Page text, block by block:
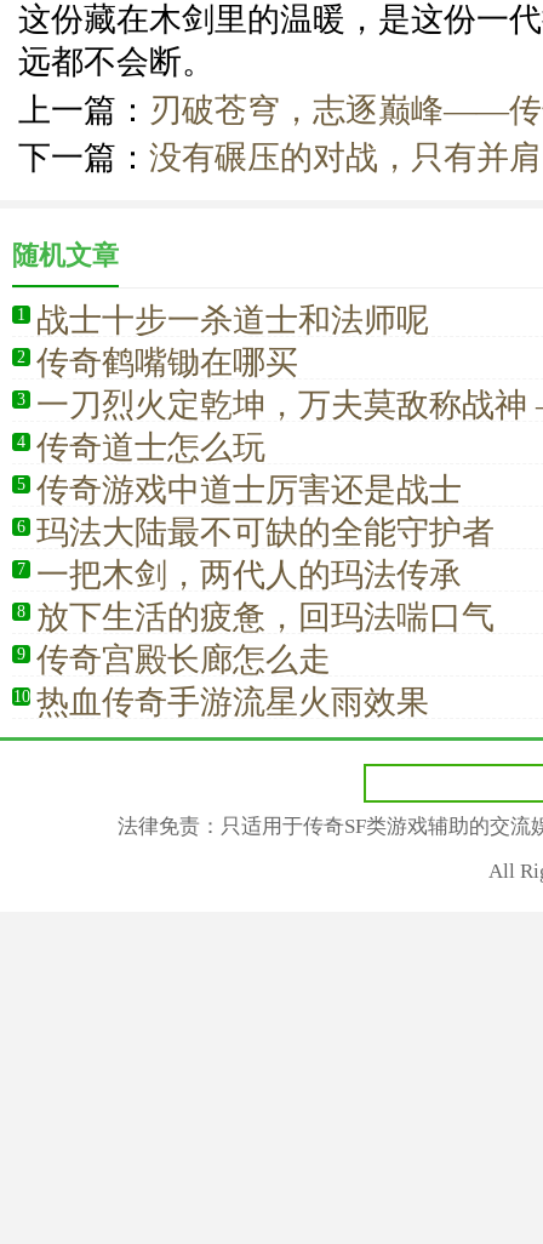
这份藏在木剑里的温暖，是这份一
远都不会断。
上一篇： 刃破苍穹，志逐巅峰——
下一篇： 没有碾压的对战，只有并
随机文章
1 战士十步一杀道士和法师呢
2 传奇鹤嘴锄在哪买
3
一刀烈火定乾坤，万夫莫敌称战
析传奇战士
4 传奇道士怎么玩
5 传奇游戏中道士厉害还是战士
6 玛法大陆最不可缺的全能守护者
7 一把木剑，两代人的玛法传承
8 放下生活的疲惫，回玛法喘口气
9 传奇宫殿长廊怎么走
10 热血传奇手游流星火雨效果
法律免责：只适用于传奇SF类游戏辅助的交
All